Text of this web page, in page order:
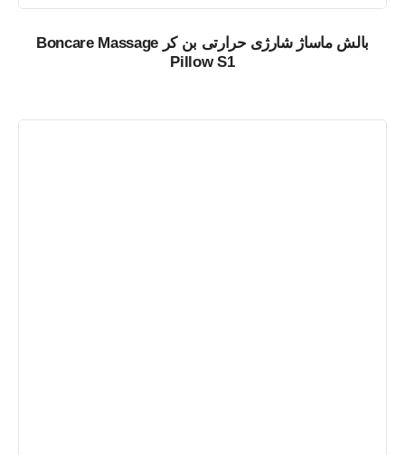
بالش ماساژ شارژی حرارتی بن کر Boncare Massage
Pillow S1